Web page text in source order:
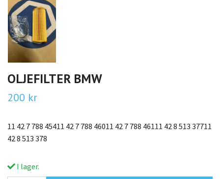
OLJEFILTER BMW
200 kr
11 42 7 788 45411 42 7 788 46011 42 7 788 46111 42 8 513 37711
42 8 513 378
I lager.